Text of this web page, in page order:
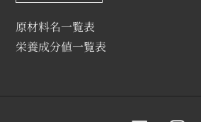
原材料名一覧表
栄養成分値一覧表